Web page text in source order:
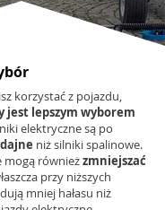
korzystać z pojazdu,
jest lepszym wyborem
elektryczne są po
niż silniki spalinowe.
mogą równieżzmniejszać
przy niższych
mniej hałasu niż